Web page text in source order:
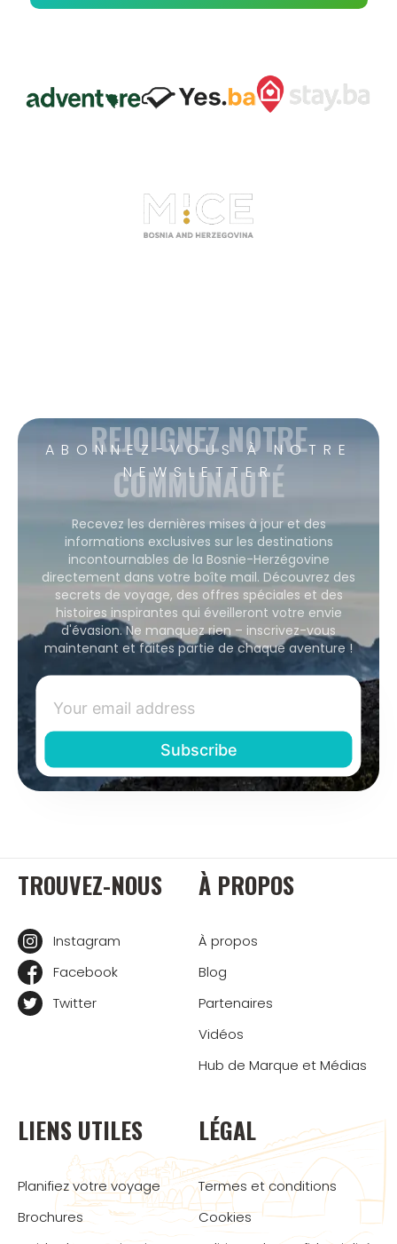
ABONNEZ-VOUS À NOTRE
NEWSLETTER
REJOIGNEZ NOTRE
COMMUNAUTÉ
Recevez les dernières mises à jour et des
informations exclusives sur les destinations
incontournables de la Bosnie-Herzégovine
directement dans votre boîte mail. Découvrez des
secrets de voyage, des offres spéciales et des
histoires inspirantes qui éveilleront votre envie
d'évasion. Ne manquez rien – inscrivez-vous
maintenant et faites partie de chaque aventure !
TROUVEZ-NOUS
Instagram
Facebook
Twitter
À PROPOS
À propos
Blog
Partenaires
Vidéos
Hub de Marque et Médias
LIENS UTILES
Planifiez votre voyage
Brochures
LÉGAL
Termes et conditions
Cookies